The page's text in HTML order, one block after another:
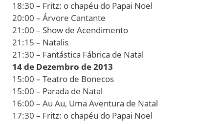
18:30 – Fritz: o chapéu do Papai Noel
20:00 – Árvore Cantante
21:00 – Show de Acendimento
21:15 – Natalis
21:30 – Fantástica Fábrica de Natal
14 de Dezembro de 2013
15:00 – Teatro de Bonecos
15:00 – Parada de Natal
16:00 – Au Au, Uma Aventura de Natal
17:30 – Fritz: o chapéu do Papai Noel